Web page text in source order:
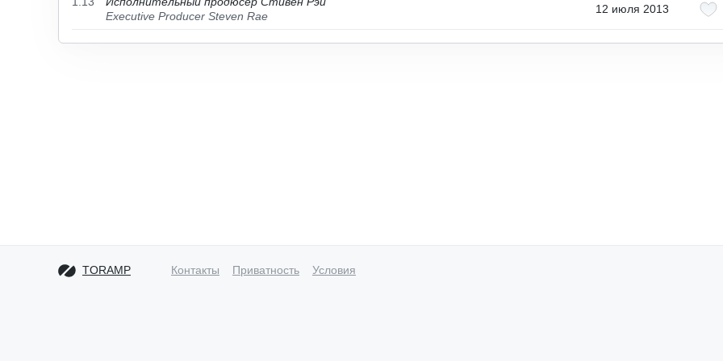
Executive Producer Steven Rae
12 июля 2013
TORAMP Контакты Приватность Условия